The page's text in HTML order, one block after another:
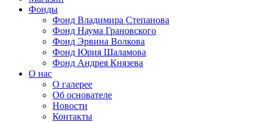
Фонды
Фонд Владимира Степанова
Фонд Наума Грановского
Фонд Эрвина Волкова
Фонд Юрия Шаламова
Фонд Андрея Князева
О нас
О галерее
Об основателе
Новости
Контакты